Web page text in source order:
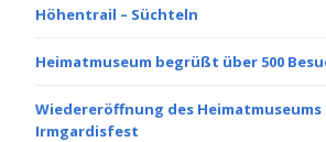
Höhentrail – Süchteln
Heimatmuseum begrüßt über 500
Wiedereröffnung des Heimatmuseums
Irmgardisfest